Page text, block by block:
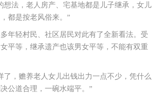
法，老人房产、宅基地都是儿子继承，女儿
都是按老风俗来。”
年轻村民、社区居民对此有了全新看法。受
平等，继承遗产也该男女平等，不能有双重
，赡养老人女儿出钱出力一点不少，凭什么
公道合理，一碗水端平。”